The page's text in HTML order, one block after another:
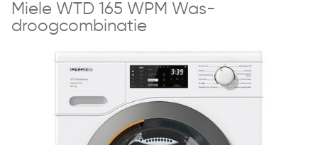
Miele WTD 165 WPM Was-
droogcombinatie